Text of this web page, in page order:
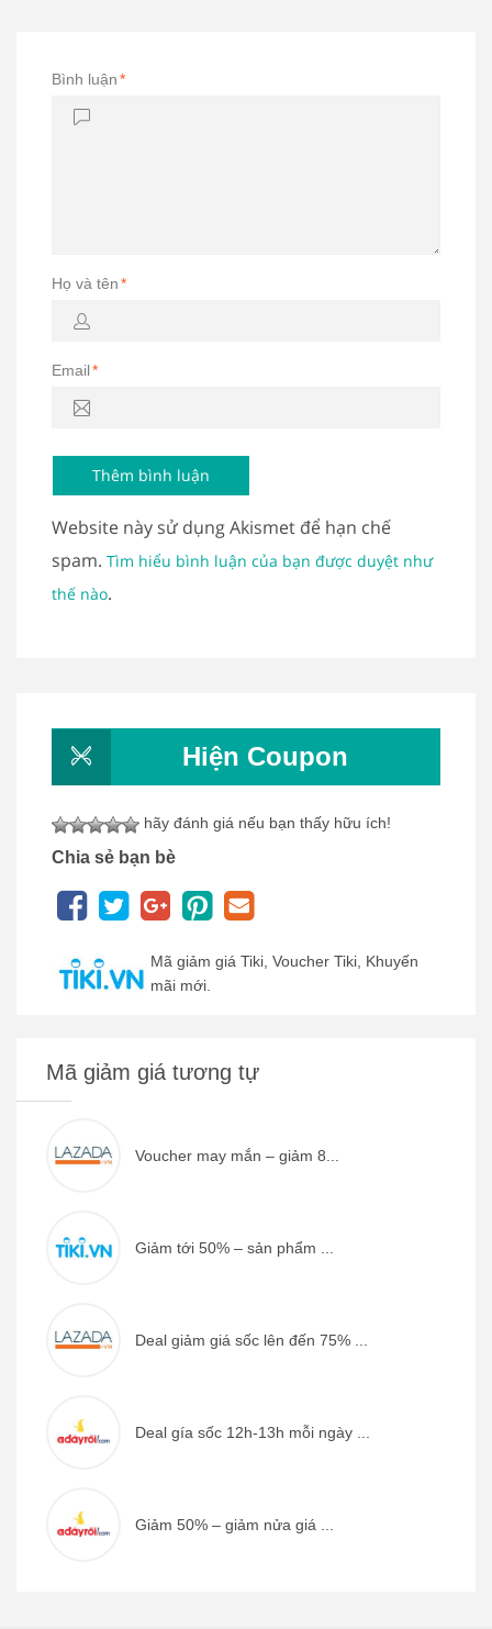
Bình luận*
Họ và tên*
Email*
Website này sử dụng Akismet để hạn chế
spam. Tìm hiểu bình luận của bạn được duyệt như
thế nào.
Hiện Coupon
hãy đánh giá nếu bạn thấy hữu ích!
Chia sẻ bạn bè
Mã giảm giá Tiki, Voucher Tiki, Khuyến
mãi mới.
Mã giảm giá tương tự
Voucher may mắn – giảm 8...
Giảm tới 50% – sản phẩm ...
Deal giảm giá sốc lên đến 75% ...
Deal gía sốc 12h-13h mỗi ngày ...
Giảm 50% – giảm nửa giá ...